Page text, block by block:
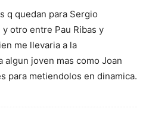
q quedan para Sergio
otro entre Pau Ribas y
me llevaria a la
algun joven mas como Joan
para metiendolos en dinamica.